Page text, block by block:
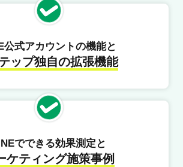
公式アカウントの機能と
ップ独自の拡張機能
でできる効果測定と
ケティング施策事例